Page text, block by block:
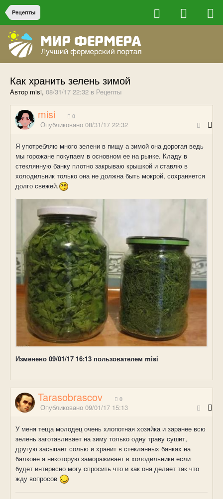
Рецепты
Как хранить зелень зимой
Автор misi, 08/31/17 22:32 в Рецепты
misi 0
Опубликовано 08/31/17 22:32
Я употребляю много зелени в пищу а зимой она дорогая ведь
мы горожане покупаем в основном ее на рынке. Кладу в
стеклянную банку плотно закрываю крышкой и ставлю в
холодильник только она не должна быть мокрой, сохраняется
долго свежей.
Изменено 09/01/17 16:13 пользователем misi
Tarasobrascov 0
Опубликовано 09/01/17 15:13
У меня теща молодец очень хлопотная хозяйка и заранее всю
зелень заготавливает на зиму только одну траву сушит,
другую засыпает солью и хранит в стеклянных банках на
балконе а некоторую замораживает в холодильнике если
будет интересно могу спросить что и как она делает так что
жду вопросов